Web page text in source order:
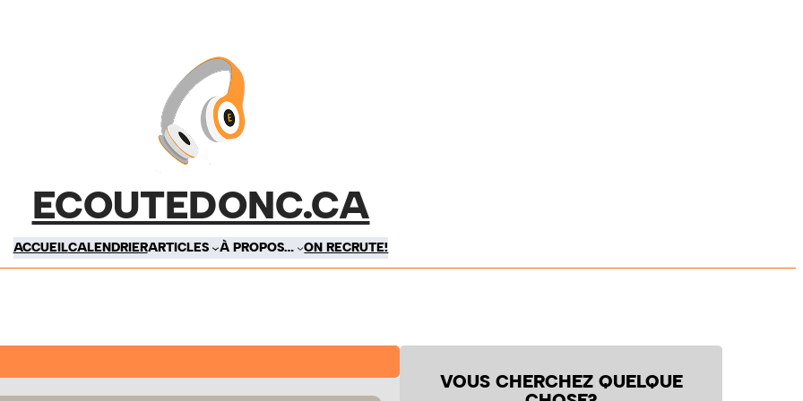
ECOUTEDONC.CA
ACCUEILCALENDRIERARTICLES À PROPOS… ON RECRUTE!
VOUS CHERCHEZ QUELQUE